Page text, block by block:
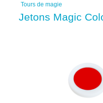
Tours de magie
Jetons Magic